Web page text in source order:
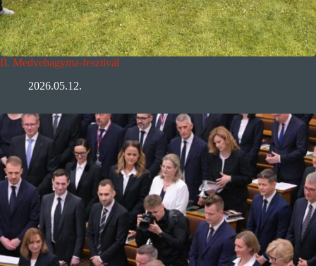
II. Medvehagyma-fesztivál
2026.05.12.